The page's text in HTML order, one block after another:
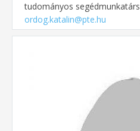
tudományos segédmunkatárs
ordog.katalin@pte.hu